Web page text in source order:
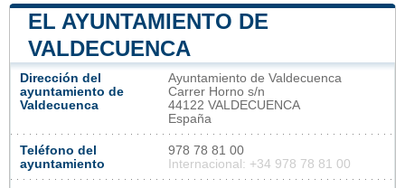
EL AYUNTAMIENTO DE
VALDECUENCA
Dirección del
ayuntamiento de
Valdecuenca
Ayuntamiento de Valdecuenca
Carrer Horno s/n
44122 VALDECUENCA
España
Teléfono del
ayuntamiento
978 78 81 00
Internacional: +34 978 78 81 00